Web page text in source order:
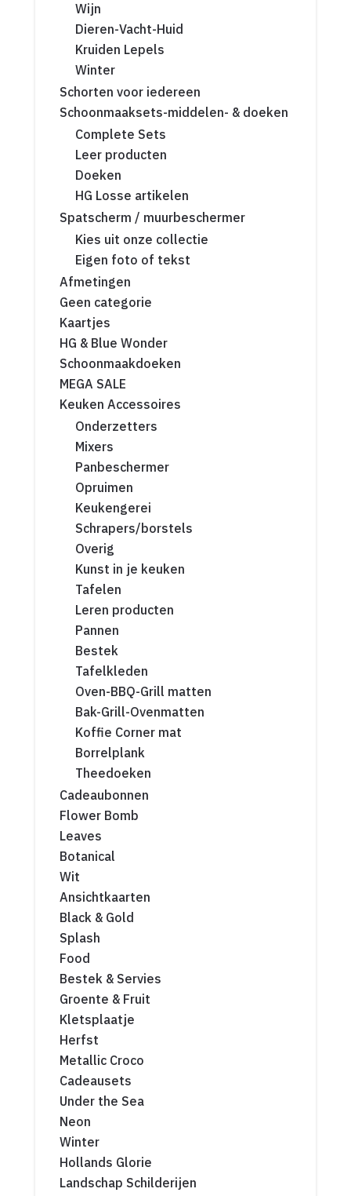
Wijn
Dieren-Vacht-Huid
Kruiden Lepels
Winter
Schorten voor iedereen
Schoonmaaksets-middelen- & doeken
Complete Sets
Leer producten
Doeken
HG Losse artikelen
Spatscherm / muurbeschermer
Kies uit onze collectie
Eigen foto of tekst
Afmetingen
Geen categorie
Kaartjes
HG & Blue Wonder
Schoonmaakdoeken
MEGA SALE
Keuken Accessoires
Onderzetters
Mixers
Panbeschermer
Opruimen
Keukengerei
Schrapers/borstels
Overig
Kunst in je keuken
Tafelen
Leren producten
Pannen
Bestek
Tafelkleden
Oven-BBQ-Grill matten
Bak-Grill-Ovenmatten
Koffie Corner mat
Borrelplank
Theedoeken
Cadeaubonnen
Flower Bomb
Leaves
Botanical
Wit
Ansichtkaarten
Black & Gold
Splash
Food
Bestek & Servies
Groente & Fruit
Kletsplaatje
Herfst
Metallic Croco
Cadeausets
Under the Sea
Neon
Winter
Hollands Glorie
Landschap Schilderijen